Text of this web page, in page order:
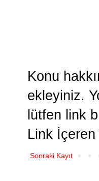
Konu
ekleyiniz.
lütfen link
Link İçeren
Sonraki Kayıt